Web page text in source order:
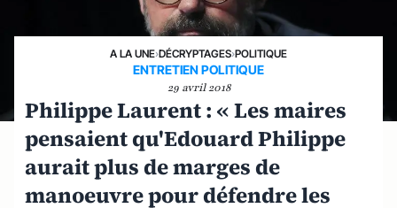
A LA UNE›DÉCRYPTAGES›POLITIQUE
ENTRETIEN POLITIQUE
29 avril 2018
Philippe Laurent : « Les maires
pensaient qu'Edouard Philippe
aurait plus de marges de
manoeuvre pour défendre les